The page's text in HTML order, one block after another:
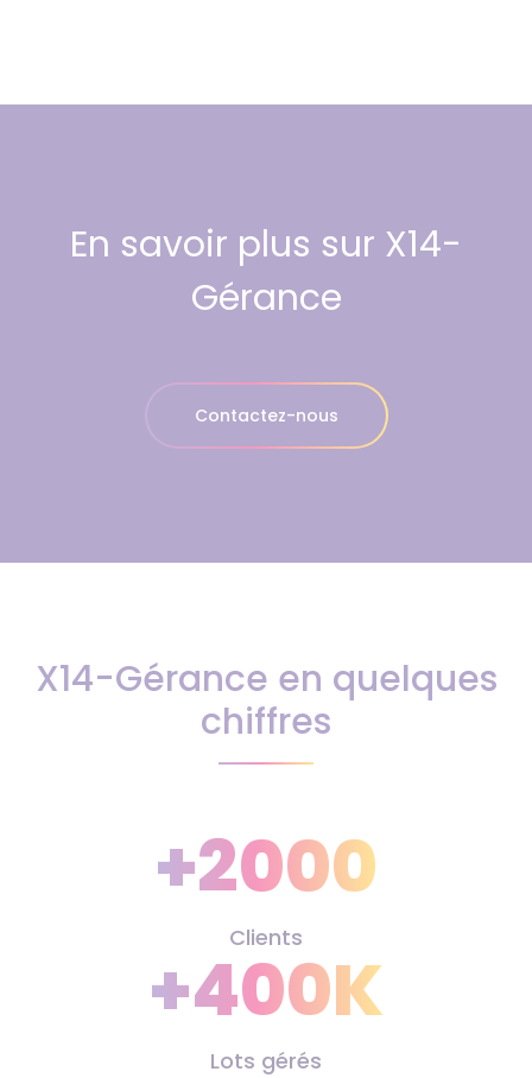
En savoir plus sur X14-
Gérance
Contactez-nous
X14-Gérance en quelques
chiffres
+2000
Clients
+400K
Lots gérés